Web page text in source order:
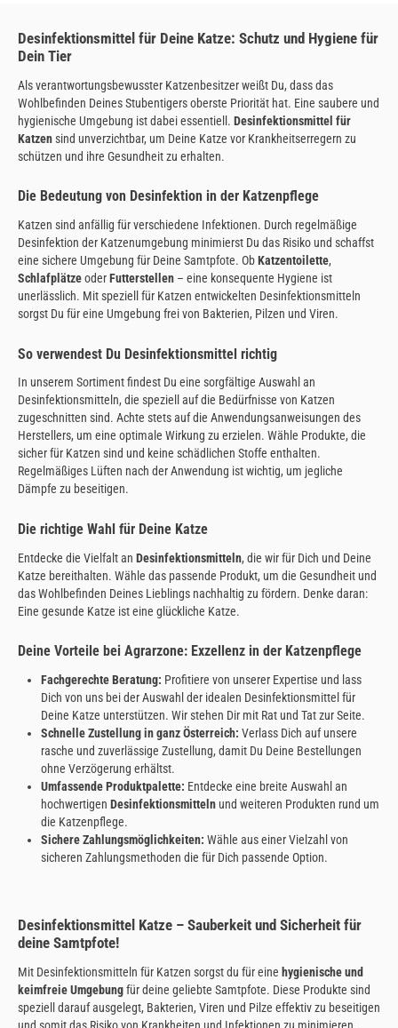
Desinfektionsmittel für Deine Katze: Schutz und Hygiene für
Dein Tier
Als verantwortungsbewusster Katzenbesitzer weißt Du, dass das
Wohlbefinden Deines Stubentigers oberste Priorität hat. Eine saubere und
hygienische Umgebung ist dabei essentiell. Desinfektionsmittel für
Katzensind unverzichtbar, um Deine Katze vor Krankheitserregern zu
schützen und ihre Gesundheit zu erhalten.
Die Bedeutung von Desinfektion in der Katzenpflege
Katzen sind anfällig für verschiedene Infektionen. Durch regelmäßige
Desinfektion der Katzenumgebung minimierst Du das Risiko und schaffst
eine sichere Umgebung für Deine Samtpfote. ObKatzentoilette,
SchlafplätzeoderFutterstellen – eine konsequente Hygiene ist
unerlässlich. Mit speziell für Katzen entwickelten Desinfektionsmitteln
sorgst Du für eine Umgebung frei von Bakterien, Pilzen und Viren.
So verwendest Du Desinfektionsmittel richtig
In unserem Sortiment findest Du eine sorgfältige Auswahl an
Desinfektionsmitteln, die speziell auf die Bedürfnisse von Katzen
zugeschnitten sind. Achte stets auf die Anwendungsanweisungen des
Herstellers, um eine optimale Wirkung zu erzielen. Wähle Produkte, die
sicher für Katzen sind und keine schädlichen Stoffe enthalten.
Regelmäßiges Lüften nach der Anwendung ist wichtig, um jegliche
Dämpfe zu beseitigen.
Die richtige Wahl für Deine Katze
Entdecke die Vielfalt an Desinfektionsmitteln, die wir für Dich und Deine
Katze bereithalten. Wähle das passende Produkt, um die Gesundheit und
das Wohlbefinden Deines Lieblings nachhaltig zu fördern. Denke daran:
Eine gesunde Katze ist eine glückliche Katze.
Deine Vorteile bei Agrarzone: Exzellenz in der Katzenpflege
Fachgerechte Beratung: Profitiere von unserer Expertise und lass
Dich von uns bei der Auswahl der idealen Desinfektionsmittel für
Deine Katze unterstützen. Wir stehen Dir mit Rat und Tat zur Seite.
Schnelle Zustellung in ganz Österreich: Verlass Dich auf unsere
rasche und zuverlässige Zustellung, damit Du Deine Bestellungen
ohne Verzögerung erhältst.
Umfassende Produktpalette: Entdecke eine breite Auswahl an
hochwertigen Desinfektionsmittelnund weiteren Produkten rund um
die Katzenpflege.
Sichere Zahlungsmöglichkeiten: Wähle aus einer Vielzahl von
sicheren Zahlungsmethoden die für Dich passende Option.
Desinfektionsmittel Katze – Sauberkeit und Sicherheit für
deine Samtpfote!
Mit Desinfektionsmitteln für Katzen sorgst du für eine hygienische und
keimfreie Umgebungfür deine geliebte Samtpfote. Diese Produkte sind
speziell darauf ausgelegt, Bakterien, Viren und Pilze effektiv zu beseitigen
und somit das Risiko von Krankheiten und Infektionen zu minimieren.